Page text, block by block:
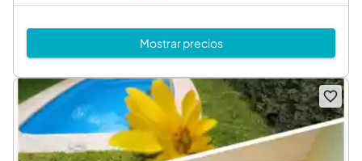
Mostrar precios